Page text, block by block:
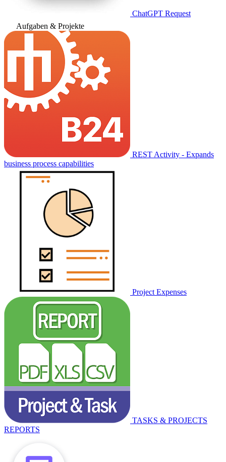
ChatGPT Request
Aufgaben & Projekte
REST Activity - Expands
business process capabilities
Project Expenses
TASKS & PROJECTS
REPORTS